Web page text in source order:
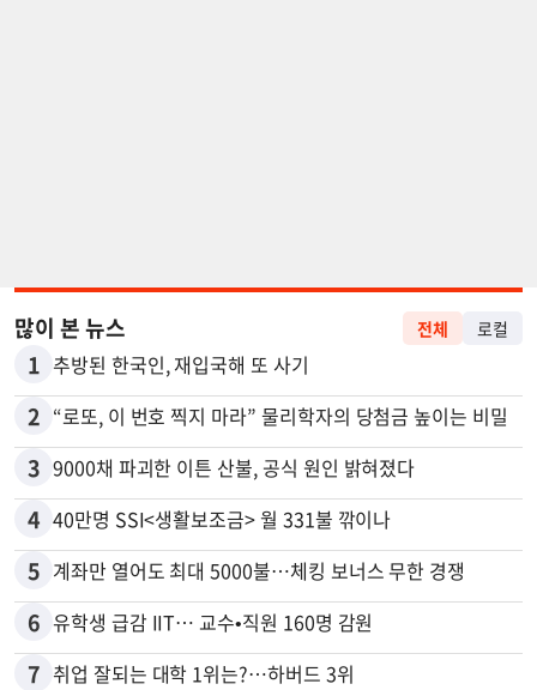
많이 본 뉴스 전체 로컬
1 추방된 한국인, 재입국해 또 사기
2 “로또, 이 번호 찍지 마라” 물리학자의 당첨금 높이는 비밀
3 9000채 파괴한 이튼 산불, 공식 원인 밝혀졌다
4 40만명 SSI<생활보조금> 월 331불 깎이나
5 계좌만 열어도 최대 5000불…체킹 보너스 무한 경쟁
6 유학생 급감 IIT… 교수•직원 160명 감원
7 취업 잘되는 대학 1위는?…하버드 3위